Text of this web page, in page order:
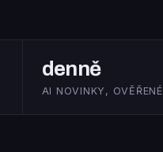
denně
AI NOVINKY,